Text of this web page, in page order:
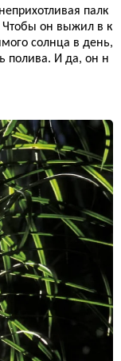
палк
Чтобы он выжил в к
солнца в день,
полива. И да, он н